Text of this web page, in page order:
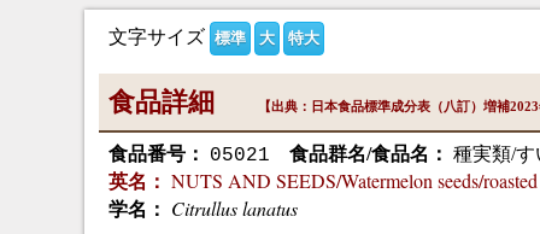
文字サイズ 標準 大 特大
食品詳細 【出典：日本食品標準成分表（八訂）増補
食品番号： 05021 食品群名/食品名： 種実類/
英名： NUTS AND SEEDS/Watermelon seeds/roasted
学名： Citrullus lanatus